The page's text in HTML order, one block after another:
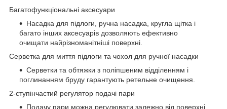
Багатофункціональні аксесуари
Насадка для підлоги, ручна насадка, кругла щітка і
багато інших аксесуарів дозволяють ефективно
очищати найрізноманітніші поверхні.
Серветка для миття підлоги та чохол для ручної насадки
Серветки та обтяжки з поліпшеним відділенням і
поглинанням бруду гарантують ретельне очищення.
2-ступінчастий регулятор подачі пари
Подачу пари можна регулювати залежно від поверхні